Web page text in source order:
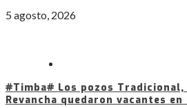
5 agosto, 2026
#Timba# Los pozos Tradicional,
Revancha quedaron vacantes